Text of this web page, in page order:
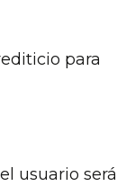
para
usuario será